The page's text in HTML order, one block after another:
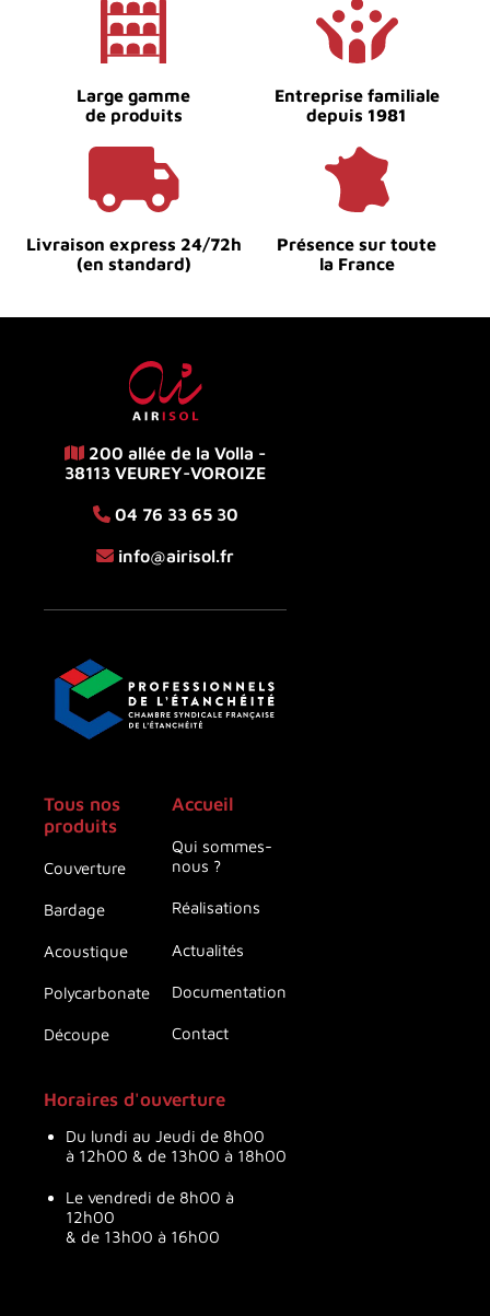
Large gamme
de produits
Entreprise familiale
depuis 1981
Livraison express 24/72h
(en standard)
Présence sur toute
la France
200 allée de la Volla -
38113 VEUREY-VOROIZE
04 76 33 65 30
info@airisol.fr
Tous nos
produits
Couverture
Bardage
Acoustique
Polycarbonate
Découpe
Accueil
Qui sommes-
nous ?
Réalisations
Actualités
Documentation
Contact
Horaires d'ouverture
Du lundi au Jeudi de 8h00
à 12h00 & de 13h00 à 18h00
Le vendredi de 8h00 à
12h00
& de 13h00 à 16h00